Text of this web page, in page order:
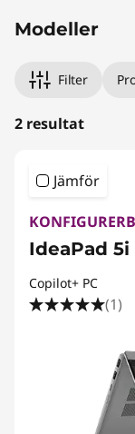
Modeller
Filter
2 resultat
Jämför
IdeaPad 5i
Copilot+ PC
(1)